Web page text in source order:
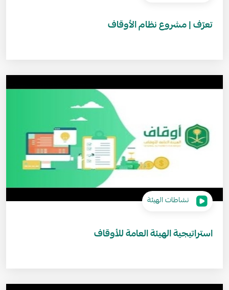
تعرّف | مشروع نظام الأوقاف
نشاطات الهيئة
استراتيجية الهيئة العامة للأوقاف